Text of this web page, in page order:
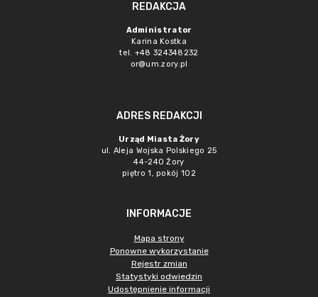
REDAKCJA
Administrator
Karina Kostka
tel. +48 324348232
or@um.zory.pl
ADRES REDAKCJI
Urząd Miasta Żory
ul. Aleja Wojska Polskiego 25
44-240 Żory
piętro 1, pokój 102
INFORMACJE
Mapa strony
Ponowne wykorzystanie
Rejestr zmian
Statystyki odwiedzin
Udostępnienie informacji